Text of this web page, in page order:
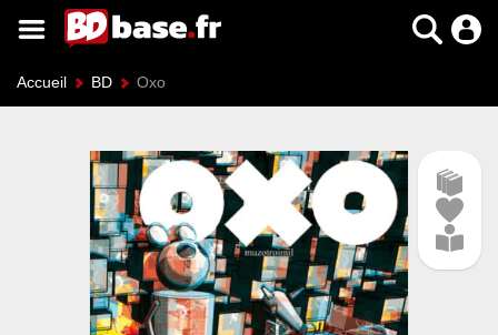
Accueil BD Oxo